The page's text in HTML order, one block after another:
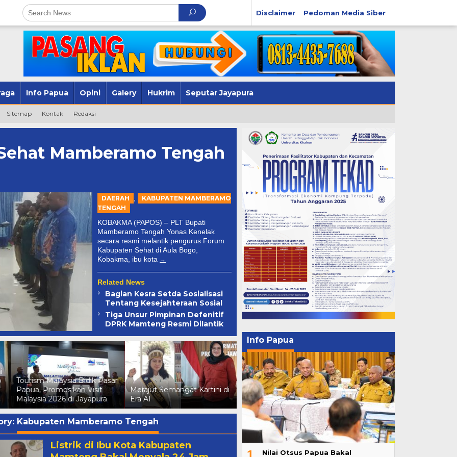
Disclaimer Pedoman Media Siber
Info Papua Opini Galery Hukrim Seputar Jayapura
Sitemap Kontak Redaksi
Mamberamo Tengah
DAERAH
KABUPATEN MAMBERAMO
TENGAH
KOBAKMA (PAPOS) – PLT Bupati
Mamberamo Tengah Yonas Kenelak
secara resmi melantik pengurus Forum
Kabupaten Sehat di Aula Bogo,
Kobakma, ibu kota
Related News
Bagian Kesra Setda Sosialisasi
Tentang Kesejahteraan Sosial
Tiga Unsur Pimpinan Defenitif
DPRK Mamteng Resmi Dilantik
Tourism Malaysia Bidik Pasar
Papua, Promosikan Visit
Malaysia 2026 di Jayapura
Merajut Semangat Kartini di
Era AI
Nilai Otsus Papua Bakal
Dikembalikan jadi Rp 12,69
Triliun
Kabupaten Mamberamo Tengah
Listrik di Ibu Kota Kabupaten
Info Papua
Nilai Otsus Papua Bakal